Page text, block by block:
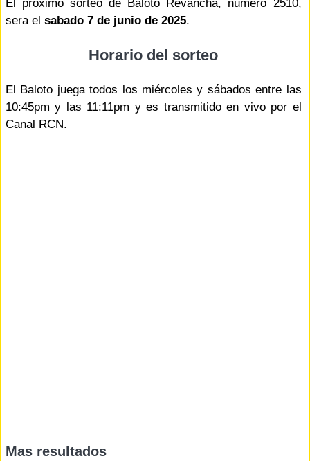
El proximo sorteo de Baloto Revancha, número 2510,
sera el sabado 7 de junio de 2025.
Horario del sorteo
El Baloto juega todos los miércoles y sábados entre las
10:45pm y las 11:11pm y es transmitido en vivo por el
Canal RCN.
Mas resultados